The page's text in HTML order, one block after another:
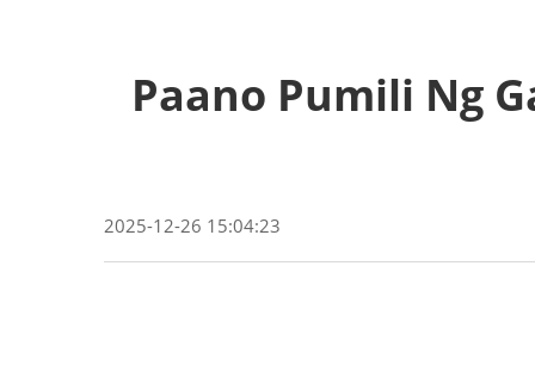
Sentro Ng Pagsasangkot At
Pagmimili
Paggawa Ng Semikonduktor
Paano Pumili Ng
2025-12-26 15:04:23